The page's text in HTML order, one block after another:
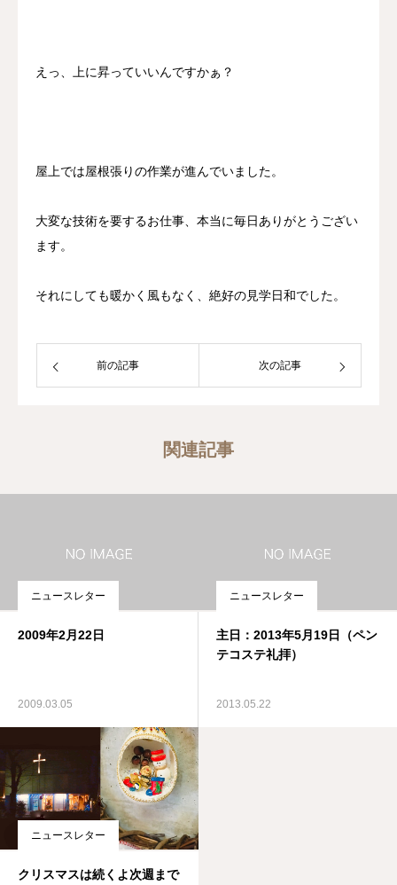
えっ、上に昇っていいんですかぁ？
屋上では屋根張りの作業が進んでいました。
大変な技術を要するお仕事、本当に毎日ありがとうござい
ます。
それにしても暖かく風もなく、絶好の見学日和でした。
前の記事 次の記事
関連記事
ニュースレター
2009年2月22日
2009.03.05
ニュースレター
主日：2013年5月19日（ペン
テコステ礼拝）
2013.05.22
ニュースレター
クリスマスは続くよ次週まで